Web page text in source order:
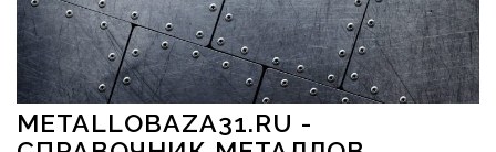
Перейти к содержимому
METALLOBAZA31.RU -